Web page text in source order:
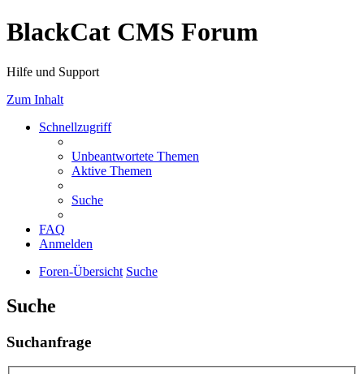
BlackCat CMS Forum
Hilfe und Support
Zum Inhalt
Schnellzugriff
Unbeantwortete Themen
Aktive Themen
Suche
FAQ
Anmelden
Foren-Übersicht Suche
Suche
Suchanfrage